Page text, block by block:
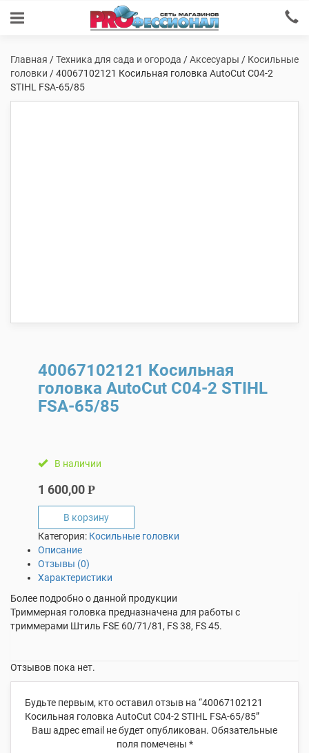
Главная /Техника для сада и огорода /Аксесуары / Косильные
головки / 40067102121 Косильная головка AutoCut С04-2
STIHL FSA-65/85
40067102121 Косильная
головка AutoCut С04-2 STIHL
FSA-65/85
В наличии
1 600,00 Р
В корзину
Категория: Косильные головки
Описание
Отзывы (0)
Характеристики
Более подробно о данной продукции
Триммерная головка предназначена для работы с
триммерами Штиль FSE 60/71/81, FS 38, FS 45.
Отзывов пока нет.
Будьте первым, кто оставил отзыв на “40067102121
Косильная головка AutoCut С04-2 STIHL FSA-65/85”
Ваш адрес email не будет опубликован. Обязательные
поля помечены *